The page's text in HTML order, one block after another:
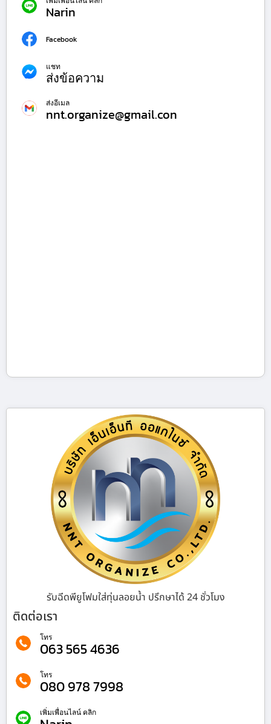
Narin
Facebook
แชท
ส่งข้อความ
ส่งอีเมล
nnt.organize@gmail.con
รับฉีดพียูโฟมใส่ทุ่นลอยน้ำ ปรึกษาได้ 24 ชั่วโมง
ติดต่อเรา
โทร
063 565 4636
โทร
080 978 7998
เพิ่มเพื่อนไลน์ คลิก